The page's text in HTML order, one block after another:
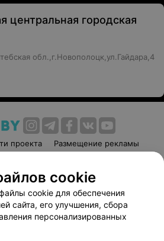
центральная городская
обл.,г.Новополоцк,ул.Гайдара,4
проекта
Размещение рекламы
соглашение
Способы оплаты
Партнеры
руководителю 103.by
cookie
cookie для обеспечения
сайта, его улучшения, сбора
персонализированных